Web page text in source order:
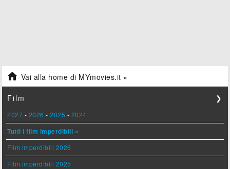
 Vai alla home di MYmovies.it »
Film ❯
2027 - 2026 -2025 - 2024
Tutti i film imperdibili »
Film imperdibili 2026
Film imperdibili 2025